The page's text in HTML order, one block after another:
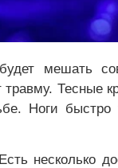
мешать
Тесные
Ноги быстро
несколько